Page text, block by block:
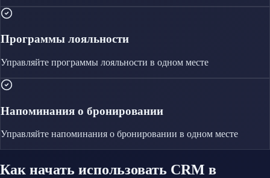
Программы лояльности
Управляйте программы лояльности в одном месте
Напоминания о бронировании
Управляйте напоминания о бронировании в одном месте
Как начать использовать CRM в